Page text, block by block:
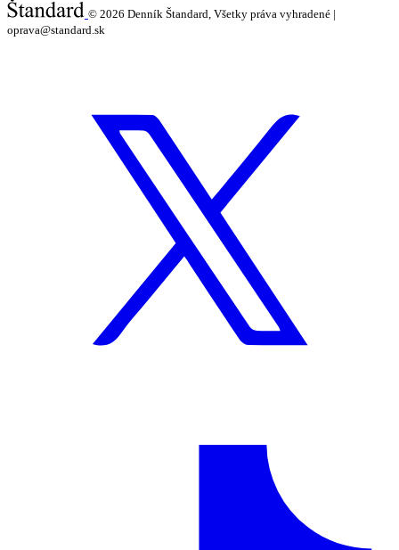
© 2026 Denník Štandard, Všetky práva vyhradené |
oprava@standard.sk